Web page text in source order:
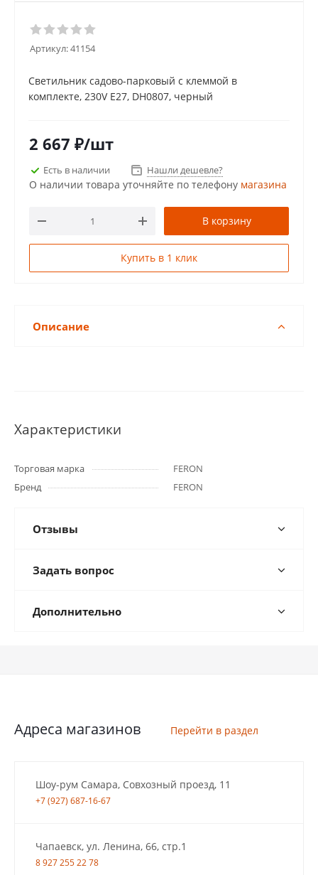
Артикул:41154
Светильник садово-парковый с клеммой в
комплекте, 230V E27, DH0807, черный
2 667 ₽/шт
Есть в наличии Нашли дешевле?
О наличии товара уточняйте по телефону магазина
В корзину
Купить в 1 клик
Описание
Характеристики
Торговая марка
FERON
Бренд
FERON
Отзывы
Задать вопрос
Дополнительно
Адреса магазинов Перейти в раздел
Шоу-рум Самара, Совхозный проезд, 11
+7 (927) 687-16-67
Чапаевск, ул. Ленина, 66, стр.1
8 927 255 22 78